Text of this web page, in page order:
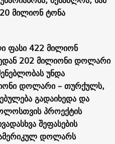
მილიონ ტონა
ფასი 422 მილიონ
202 მილიონი დოლარი
უნდა
დოლარი – თურქულს,
გადაიხედა და
პროექტის
შეფასების
დოლარს